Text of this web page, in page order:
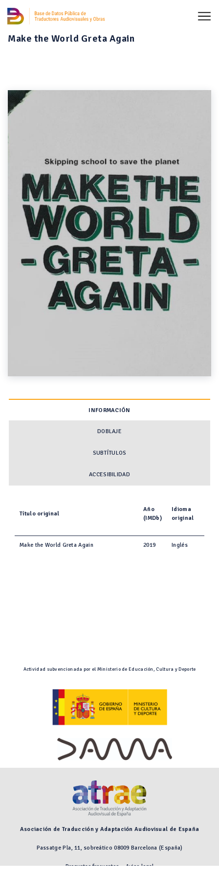
Make the World Greta Again
INFORMACIÓN
DOBLAJE
SUBTÍTULOS
ACCESIBILIDAD
Título original
Año
(IMDb)
Idioma
original
Make the World Greta Again 2019 Inglés
Actividad subvencionada por el Ministerio de Educación, Cultura y Deporte
Asociación de Traducción y Adaptación Audiovisual de España
Passatge Pla, 11, sobreático 08009 Barcelona (España)
Preguntas frecuentes Aviso legal